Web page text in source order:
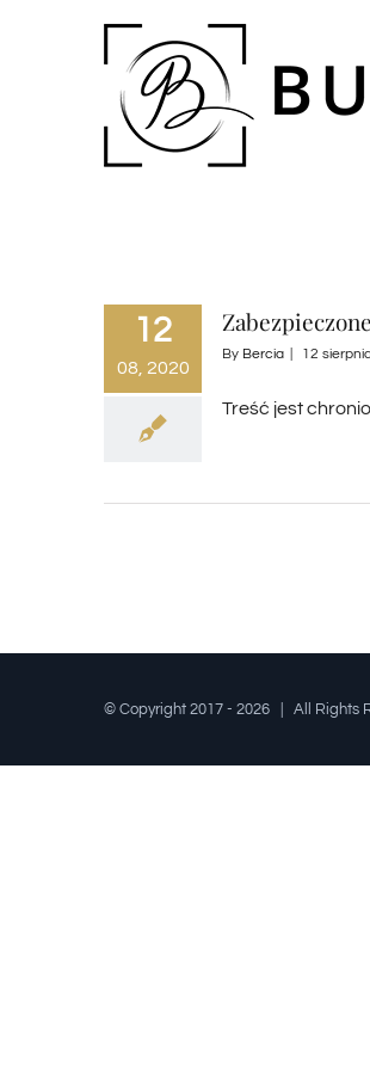
12
08, 2020
By Bercia 12
Treść jest
© Copyright 2017 - 2026 | All Rights